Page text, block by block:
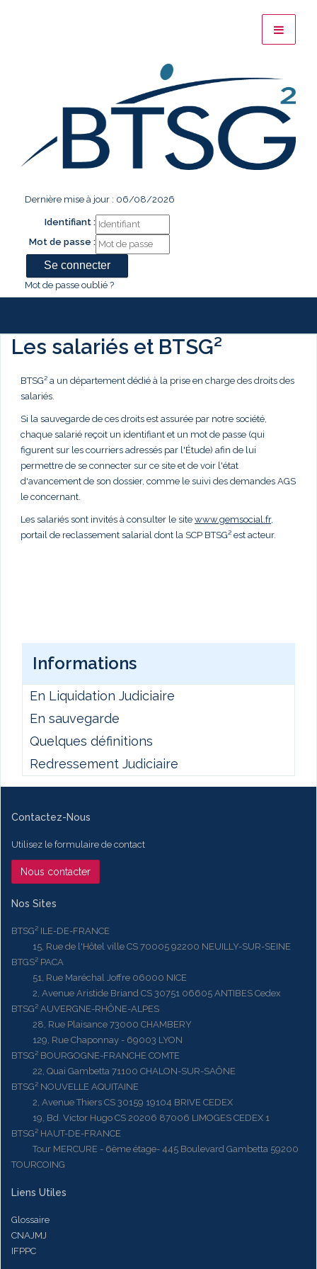
Dernière mise à jour : 06/08/2026
Identifiant :
Mot de passe :
Mot de passe oublié ?
Les salariés et BTSG²
BTSG² a un département dédié à la prise en charge des droits des
salariés.
Si la sauvegarde de ces droits est assurée par notre société,
chaque salarié reçoit un identifiant et un mot de passe (qui
figurent sur les courriers adressés par l'Étude) afin de lui
permettre de se connecter sur ce site et de voir l'état
d'avancement de son dossier, comme le suivi des demandes AGS
le concernant.
Les salariés sont invités à consulter le site www.gemsocial.fr,
portail de reclassement salarial dont la SCP BTSG² est acteur.
Informations
En Liquidation Judiciaire
En sauvegarde
Quelques définitions
Redressement Judiciaire
Contactez-Nous
Utilisez le formulaire de contact
Nous contacter
Nos Sites
BTSG² ILE-DE-FRANCE
15, Rue de l'Hôtel ville CS 70005 92200 NEUILLY-SUR-SEINE
BTGS² PACA
51, Rue Maréchal Joffre 06000 NICE
2, Avenue Aristide Briand CS 30751 06605 ANTIBES Cedex
BTSG² AUVERGNE-RHÔNE-ALPES
28, Rue Plaisance 73000 CHAMBERY
129, Rue Chaponnay - 69003 LYON
BTSG² BOURGOGNE-FRANCHE COMTE
22, Quai Gambetta 71100 CHALON-SUR-SAÔNE
BTSG² NOUVELLE AQUITAINE
2, Avenue Thiers CS 30159 19104 BRIVE CEDEX
19, Bd. Victor Hugo CS 20206 87006 LIMOGES CEDEX 1
BTSG² HAUT-DE-FRANCE
Tour MERCURE - 6ème étage- 445 Boulevard Gambetta 59200
TOURCOING
Liens Utiles
Glossaire
CNAJMJ
IFPPC